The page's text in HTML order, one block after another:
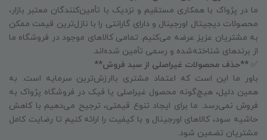
ما در پژواک با همکاری مستقیم و نزدیک با تأمین‌کنندگان معتبر بازار،
محصولات دیجیتال اورجینال و دارای گارانتی را با نازل‌ترین قیمت ممکن
به مشتریان عزیز عرضه می‌کنیم. تمامی کالاهای موجود در فروشگاه ما
از برندهای شناخته‌شده و رسمی تأمین شده‌اند.
✅ **حذف محصولات غیراصلی از سبد فروش**
باور ما این است که اعتماد مشتری باارزش‌ترین سرمایه است. به
همین دلیل، هیچ‌گونه محصول غیراصلی یا فیک در فروشگاه پژواک به
فروش نمی‌رسد. ما برای ایجاد تنوع قیمتی، ترجیح می‌دهیم با کاهش
حاشیه سود، کالاهای اورجینال و با کیفیت را ارائه کنیم تا رضایت کامل
مشتریان تضمین شود.